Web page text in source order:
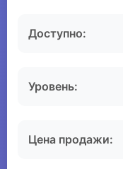
Доступно:
Уровень:
Цена продажи: